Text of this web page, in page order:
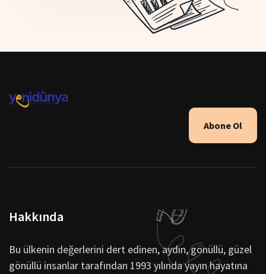
Abone Ol
Hakkında
Bu ülkenin değerlerini dert edinen, aydın, gönüllü, güzel
gönüllü insanlar tarafından 1993 yılında yayın hayatına